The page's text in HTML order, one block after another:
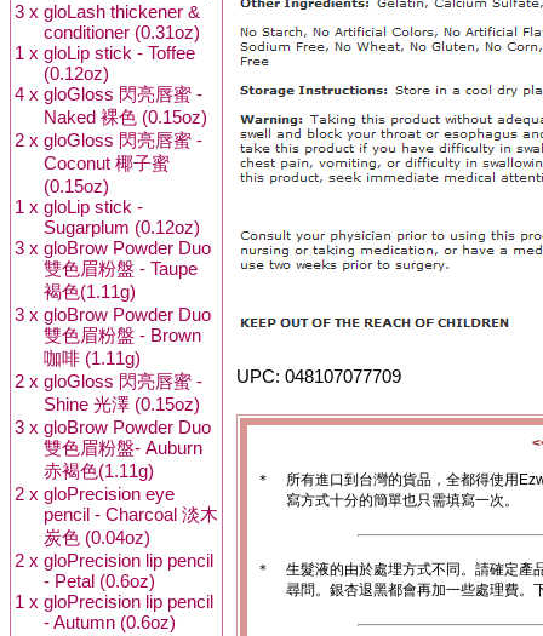
3 x gloLash thickener &
conditioner (0.31oz)
1 x gloLip stick - Toffee
(0.12oz)
4 x gloGloss 閃亮唇蜜 -
Naked 裸色 (0.15oz)
2 x gloGloss 閃亮唇蜜 -
Coconut 椰子蜜
(0.15oz)
1 x gloLip stick -
Sugarplum (0.12oz)
3 x gloBrow Powder Duo
雙色眉粉盤 - Taupe
褐色(1.11g)
3 x gloBrow Powder Duo
雙色眉粉盤 - Brown
咖啡 (1.11g)
2 x gloGloss 閃亮唇蜜 -
Shine 光澤 (0.15oz)
3 x gloBrow Powder Duo
雙色眉粉盤- Auburn
赤褐色(1.11g)
2 x gloPrecision eye
pencil - Charcoal 淡木
炭色 (0.04oz)
2 x gloPrecision lip pencil
- Petal (0.6oz)
1 x gloPrecision lip pencil
- Autumn (0.6oz)
UPC: 048107077709
＊
所有進口到台灣的貨品，全都得使用
寫方式十分的簡單也只需填寫一次。
＊
生髮液的由於處埋方式不同。請確定產
尋問。銀杏退黑都會再加一些處理費。